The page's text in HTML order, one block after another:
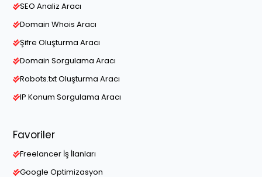
SEO Analiz Aracı
Domain Whois Aracı
Şifre Oluşturma Aracı
Domain Sorgulama Aracı
Robots.txt Oluşturma Aracı
IP Konum Sorgulama Aracı
Favoriler
Freelancer İş İlanları
Google Optimizasyon